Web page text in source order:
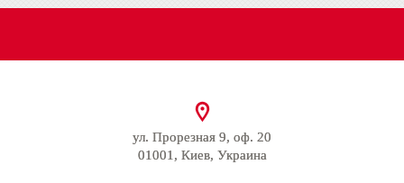
ул. Прорезная 9, оф. 20
01001, Киев, Украина